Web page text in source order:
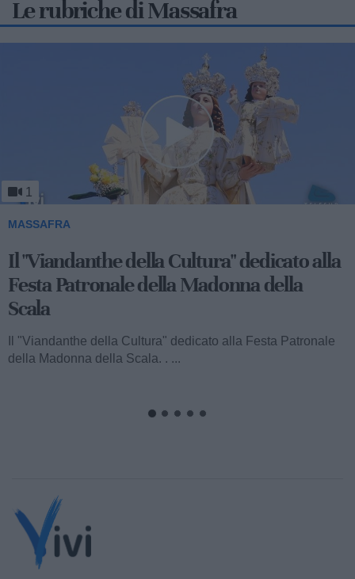
Le rubriche di Massafra
1
MASSAFRA
Viandanthe della Cultura: la "Chiesa
Rupestre della Buona Nuova"
Ecco a voi il terzo speciale del "Viandanthe della Cultura"
dedicato alla Madonna della Scala. Vi porteremo alla
scoperta della "Chiesa...